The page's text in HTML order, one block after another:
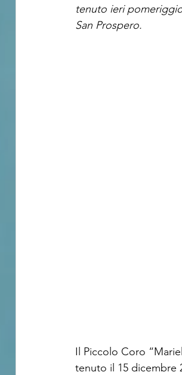
tenuto ieri
San Prospero.
Il Piccolo Coro
tenuto il 15 dicembre